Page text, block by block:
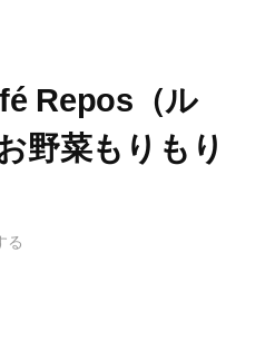
Repos（ル
野菜もりもり
る